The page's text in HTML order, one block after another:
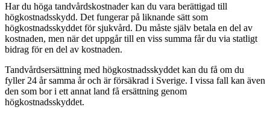
Har du höga tandvårdskostnader kan du vara berättigad till
högkostnadsskydd. Det fungerar på liknande sätt som
högkostnadsskyddet för sjukvård. Du måste själv betala en del av
kostnaden, men när det uppgår till en viss summa får du via statligt
bidrag för en del av kostnaden.
Tandvårdsersättning med högkostnadsskyddet kan du få om du
fyller 24 år samma år och är försäkrad i Sverige. I vissa fall kan även
den som bor i ett annat land få ersättning genom
högkostnadsskyddet.